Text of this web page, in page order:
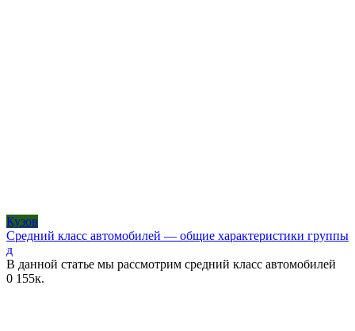
Кузов
Средний класс автомобилей — общие характеристики группы
д
В данной статье мы рассмотрим средний класс автомобилей
0 155к.